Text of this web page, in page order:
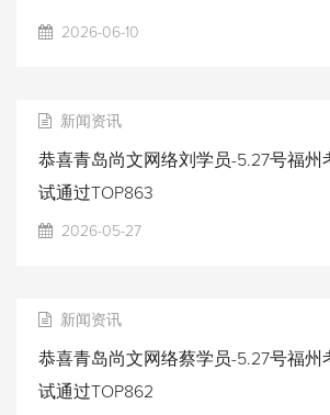
2026-06-10
新闻资讯
恭喜青岛尚文网络刘学员-5.27号福州
试通过TOP863
2026-05-27
新闻资讯
恭喜青岛尚文网络蔡学员-5.27号福州
试通过TOP862